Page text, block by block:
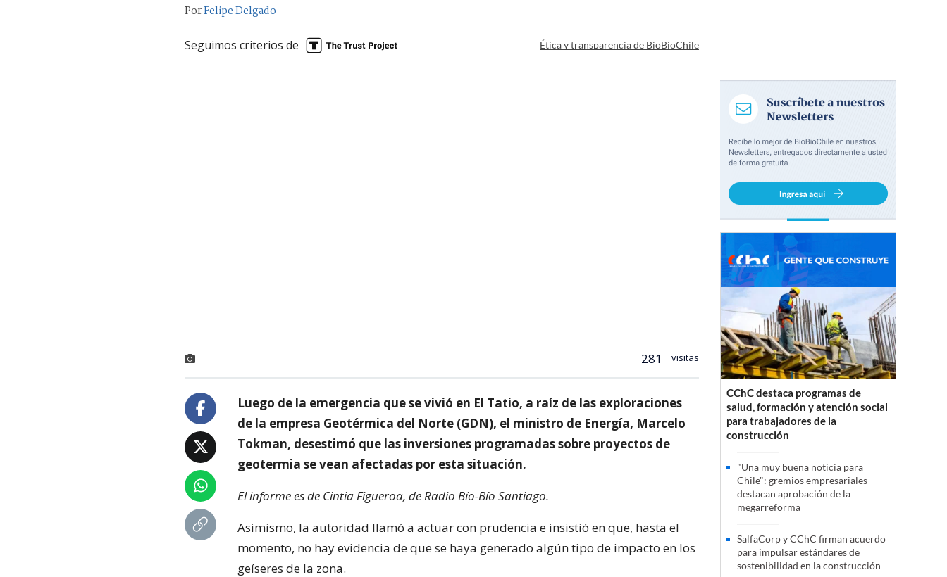
PorFelipe Delgado
Seguimos criterios de Ética y transparencia de BioBioChile
281 visitas
Luego de la emergencia que se vivió en El Tatio, a raíz de las exploraciones
de la empresa Geotérmica del Norte (GDN), el ministro de Energía, Marcelo
Tokman, desestimó que las inversiones programadas sobre proyectos de
geotermia se vean afectadas por esta situación.
El informe es de Cintia Figueroa, de Radio Bío-Bío Santiago.
Asimismo, la autoridad llamó a actuar con prudencia e insistió en que, hasta el
momento, no hay evidencia de que se haya generado algún tipo de impacto en los
geíseres de la zona.
CChC destaca programas de
salud, formación y atención social
para trabajadores de la
construcción
"Una muy buena noticia para
Chile": gremios empresariales
destacan aprobación de la
megarreforma
SalfaCorp y CChC firman acuerdo
para impulsar estándares de
sostenibilidad en la construcción